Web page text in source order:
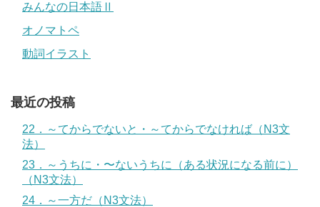
みんなの日本語Ⅱ
オノマトペ
動詞イラスト
最近の投稿
22．～てからでないと・～てからでなければ（N3文
法）
23．～うちに・〜ないうちに（ある状況になる前に）
（N3文法）
24．～一方だ（N3文法）